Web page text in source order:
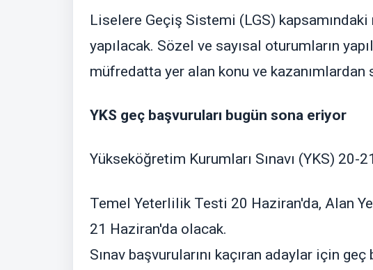
Liselere Geçiş Sistemi (LGS)
yapılacak. Sözel ve sayısal oturumların
müfredatta yer alan konu ve kazanımlardan
YKS geç başvuruları bugün sona eriyor
Yükseköğretim Kurumları Sınavı (YKS)
Temel Yeterlilik Testi 20 Haziran'da, Alan
21 Haziran'da olacak.
Sınav başvurularını kaçıran adaylar için